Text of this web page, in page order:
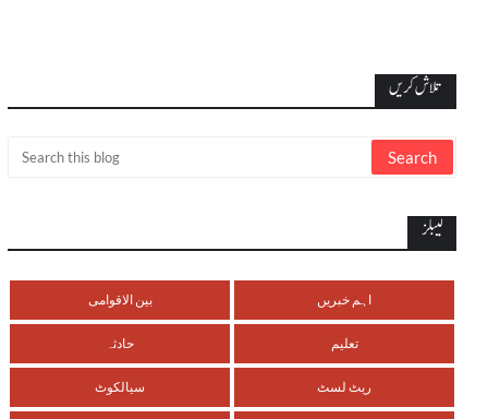
تلاش کریں
لیبلز
اہم خبریں بین الاقوامی
تعلیم حادثہ
ریٹ لسٹ سیالکوٹ